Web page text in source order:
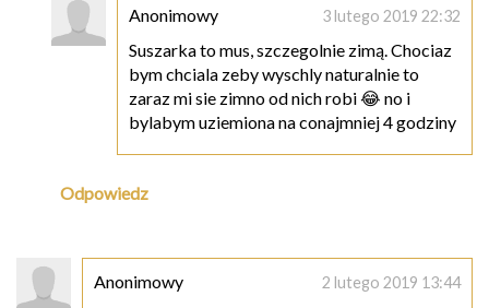
Anonimowy 3 lutego 2019 22:32
Suszarka to mus, szczegolnie zimą. Chociaz
bym chciala zeby wyschly naturalnie to
zaraz mi sie zimno od nich robi 😂 no i
bylabym uziemiona na conajmniej 4 godziny
Odpowiedz
Anonimowy 2 lutego 2019 13:44